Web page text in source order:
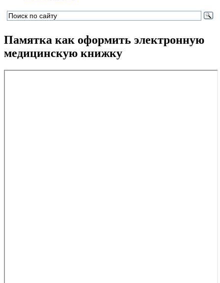
Памятка как оформить электронную
медицинскую книжку